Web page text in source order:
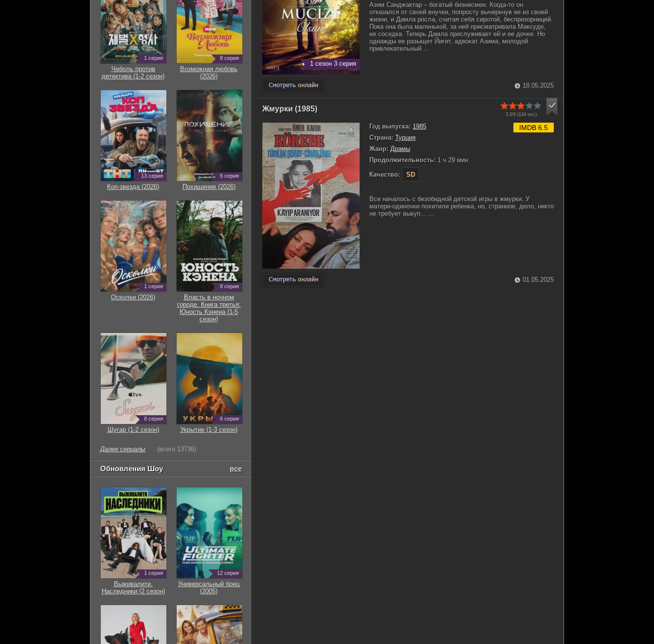
1 сезон 3 серия
Азим Санджактар – богатый бизнесмен. Когда-то он
отказался от своей внучки, попросту вычеркнув ее из своей
жизни, и Дамла росла, считая себя сиротой, беспризорницей.
Пока она была маленькой, за ней присматривала Максуде,
ее соседка. Теперь Дамла прислуживает ей и ее дочке. Но
однажды ее разыщет Йигит, адвокат Азима, молодой
привлекательный ...
18.05.2025
Жмурки (1985)
3.2/5 (124гол.)
Год выпуска: 1985
Страна: Турция
Жанр: Драмы
Продолжительность: 1 ч 29 мин
Качество:
SD
IMDB 6.5
Все началось с безобидной детской игры в жмурки. У
матери-одиночки похитили ребенка, но, странное, дело, никто
не требует выкуп... ...
01.05.2025
1 серия
Чеболь против
детектива (1-2 сезон)
8 серия
Возможная любовь
(2026)
13 серия
Коп-звезда (2026)
6 серия
Похищение (2026)
1 серия
Осколки (2026)
8 серия
Власть в ночном
городе. Книга третья:
Юность Кэнена (1-5
сезон)
8 серия
Шугар (1-2 сезон)
6 серия
Укрытие (1-3 сезон)
Далее сериалы (всего 13736)
Обновления Шоу все
1 серия
Выживалити.
Наследники (2 сезон)
12 серия
Универсальный боец
(2005)